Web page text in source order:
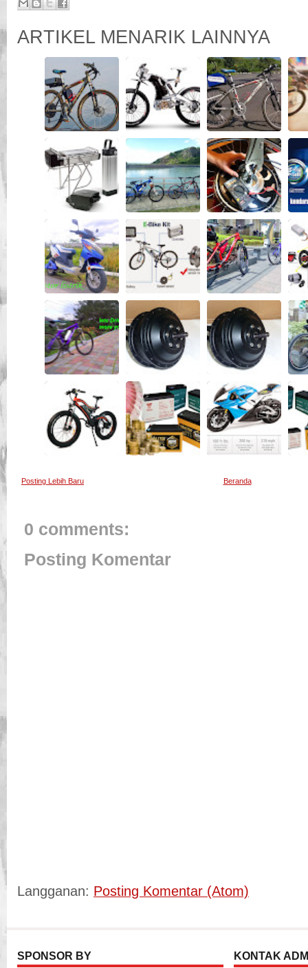
ARTIKEL MENARIK LAINNYA
Posting Lebih Baru Beranda
0 comments:
Posting Komentar
Langganan: Posting Komentar (Atom)
SPONSOR BY KONTAK